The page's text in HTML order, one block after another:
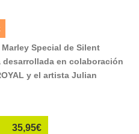
Special de Silent
en colaboración
y el artista Julian
35,95€